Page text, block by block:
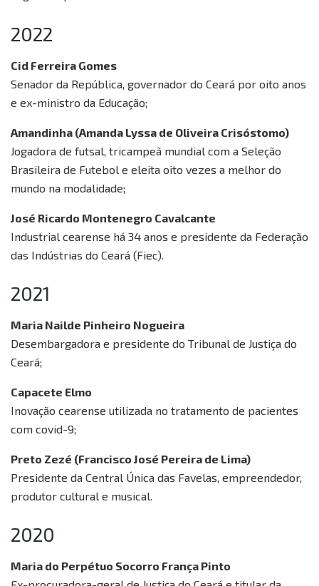
2022
Cid Ferreira Gomes
Senador da República, governador do Ceará por oito anos
e ex-ministro da Educação;
Amandinha (Amanda Lyssa de Oliveira Crisóstomo)
Jogadora de futsal, tricampeã mundial com a Seleção
Brasileira de Futebol e eleita oito vezes a melhor do
mundo na modalidade;
José Ricardo Montenegro Cavalcante
Industrial cearense há 34 anos e presidente da Federação
das Indústrias do Ceará (Fiec).
2021
Maria Nailde Pinheiro Nogueira
Desembargadora e presidente do Tribunal de Justiça do
Ceará;
Capacete Elmo
Inovação cearense utilizada no tratamento de pacientes
com covid-9;
Preto Zezé (Francisco José Pereira de Lima)
Presidente da Central Única das Favelas, empreendedor,
produtor cultural e musical.
2020
Maria do Perpétuo Socorro França Pinto